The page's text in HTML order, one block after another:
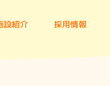
設紹介 採用情報